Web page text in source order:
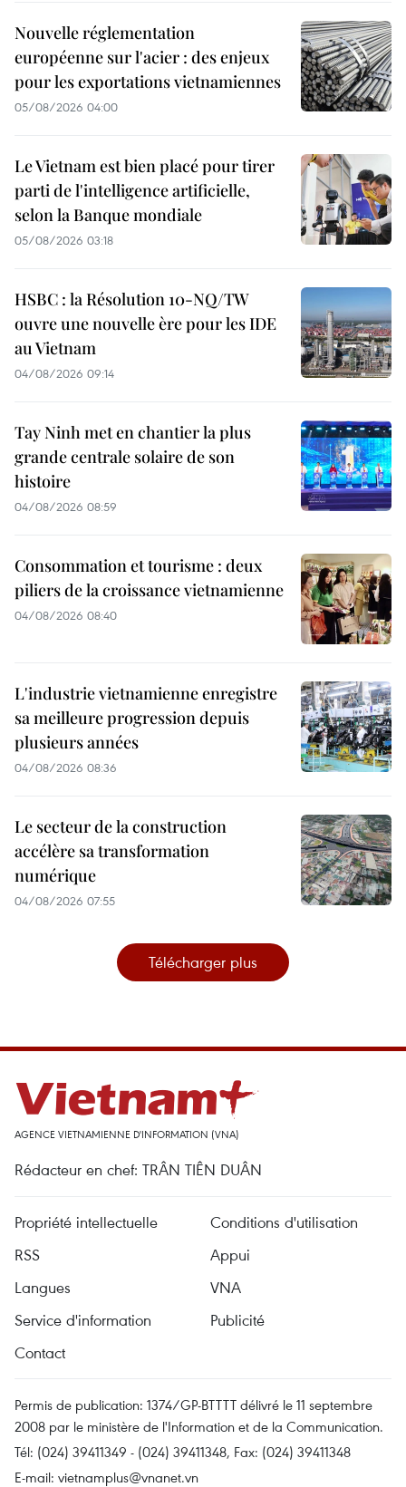
Nouvelle réglementation
européenne sur l'acier : des enjeux
pour les exportations vietnamiennes
05/08/2026 04:00
Le Vietnam est bien placé pour tirer
parti de l'intelligence artificielle,
selon la Banque mondiale
05/08/2026 03:18
HSBC : la Résolution 10-NQ/TW
ouvre une nouvelle ère pour les IDE
au Vietnam
04/08/2026 09:14
Tay Ninh met en chantier la plus
grande centrale solaire de son
histoire
04/08/2026 08:59
Consommation et tourisme : deux
piliers de la croissance vietnamienne
04/08/2026 08:40
L'industrie vietnamienne enregistre
sa meilleure progression depuis
plusieurs années
04/08/2026 08:36
Le secteur de la construction
accélère sa transformation
numérique
04/08/2026 07:55
Télécharger plus
AGENCE VIETNAMIENNE D'INFORMATION (VNA)
Rédacteur en chef: TRÂN TIÊN DUÂN
Propriété intellectuelle
Conditions d'utilisation
RSS
Appui
Langues
VNA
Service d'information
Publicité
Contact
Permis de publication: 1374/GP-BTTTT délivré le 11 septembre
2008 par le ministère de l'Information et de la Communication.
Tél: (024) 39411349 - (024) 39411348, Fax: (024) 39411348
E-mail: vietnamplus@vnanet.vn